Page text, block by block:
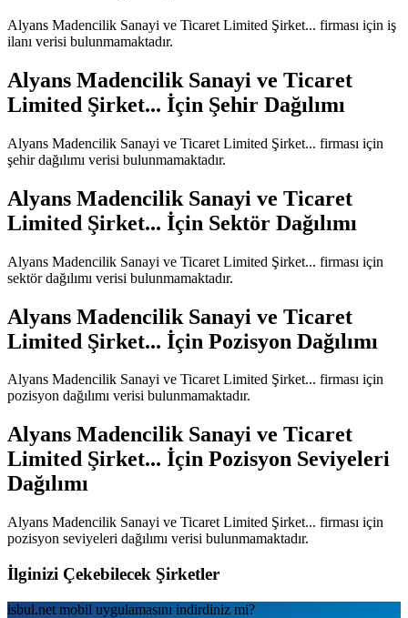
Alyans Madencilik Sanayi ve Ticaret Limited Şirket... firması için iş
ilanı verisi bulunmamaktadır.
Alyans Madencilik Sanayi ve Ticaret
Limited Şirket... İçin Şehir Dağılımı
Alyans Madencilik Sanayi ve Ticaret Limited Şirket... firması için
şehir dağılımı verisi bulunmamaktadır.
Alyans Madencilik Sanayi ve Ticaret
Limited Şirket... İçin Sektör Dağılımı
Alyans Madencilik Sanayi ve Ticaret Limited Şirket... firması için
sektör dağılımı verisi bulunmamaktadır.
Alyans Madencilik Sanayi ve Ticaret
Limited Şirket... İçin Pozisyon Dağılımı
Alyans Madencilik Sanayi ve Ticaret Limited Şirket... firması için
pozisyon dağılımı verisi bulunmamaktadır.
Alyans Madencilik Sanayi ve Ticaret
Limited Şirket... İçin Pozisyon Seviyeleri
Dağılımı
Alyans Madencilik Sanayi ve Ticaret Limited Şirket... firması için
pozisyon seviyeleri dağılımı verisi bulunmamaktadır.
İlginizi Çekebilecek Şirketler
isbul.net mobil uygulamаsını indirdiniz mi?